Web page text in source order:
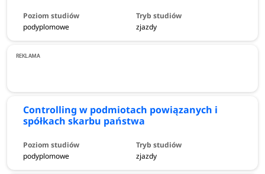
podyplomowe zjazdy
Controlling w podmiotach powiązanych i
spółkach skarbu państwa
podyplomowe zjazdy